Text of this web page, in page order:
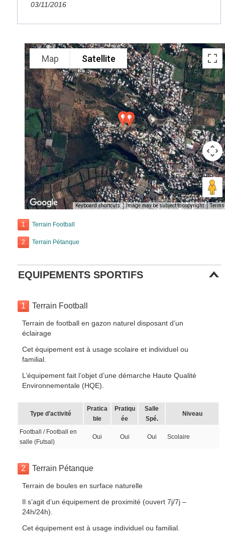
03/11/2016
Map Satellite
Keyboard shortcuts Image may be subject to copyright Terms
1 Terrain Football
2 Terrain Pétanque
EQUIPEMENTS SPORTIFS
1 Terrain Football
Terrain de football en gazon naturel disposant d’un
éclairage
Cet équipement est à usage scolaire et individuel ou
familial.
L’équipement fait l’objet d’une démarche Haute Qualité
Environnementale (HQE).
Type d’activité
Pratica
ble
Pratiqu
ée
Salle
Spé.
Niveau
Football / Football en
salle (Futsal)
Oui Oui Oui Scolaire
2 Terrain Pétanque
Terrain de boules en surface naturelle
Il s’agit d’un équipement de proximité (ouvert 7j/7j –
24h/24h).
Cet équipement est à usage individuel ou familial.